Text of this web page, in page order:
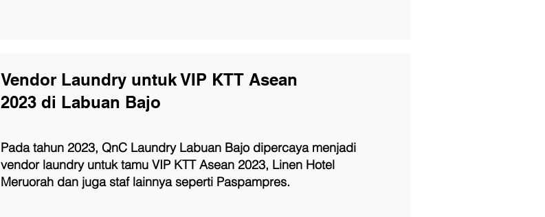
Vendor Laundry untuk VIP KTT Asean
2023 di Labuan Bajo
Pada tahun 2023, QnC Laundry Labuan Bajo dipercaya menjadi
vendor laundry untuk tamu VIP KTT Asean 2023, Linen Hotel
Meruorah dan juga staf lainnya seperti Paspampres.